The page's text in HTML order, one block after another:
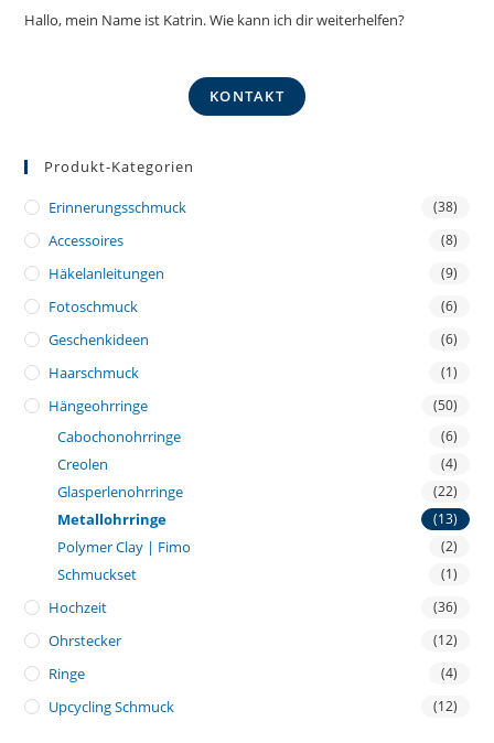
Hallo, mein Name ist Katrin. Wie kann ich dir weiterhelfen?
KONTAKT
Produkt-Kategorien
Erinnerungsschmuck (38)
Accessoires (8)
Häkelanleitungen (9)
Fotoschmuck (6)
Geschenkideen (6)
Haarschmuck (1)
Hängeohrringe (50)
Cabochonohrringe (6)
Creolen (4)
Glasperlenohrringe (22)
Metallohrringe (13)
Polymer Clay | Fimo (2)
Schmuckset (1)
Hochzeit (36)
Ohrstecker (12)
Ringe (4)
Upcycling Schmuck (12)